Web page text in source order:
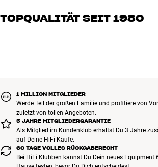
oder Heimkino. Erzähle uns, wovon Du träumst,
TOPQUALITÄT SEIT 1980
1 MILLION MITGLIEDER
Werde Teil der großen Familie und profitiere von
zuletzt von tollen Angeboten.
5 JAHRE MITGLIEDERGARANTIE
Als Mitglied im Kundenklub erhältst Du 3 Jahre
auf Deine HiFi-Käufe.
60 TAGE VOLLES RÜCKGABERECHT
Bei HiFi Klubben kannst Du Dein neues Equipment